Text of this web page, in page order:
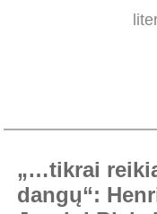
„…tikrai
dangų“: